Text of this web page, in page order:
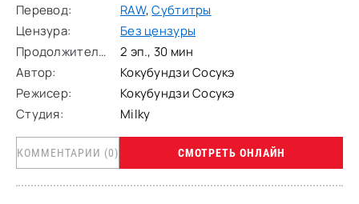
Перевод:
RAW,Субтитры
Цензура:
Без цензуры
Продолжительность:
2 эп., 30 мин
Автор:
Кокубундзи Сосукэ
Режисер:
Кокубундзи Сосукэ
Студия:
Milky
КОММЕНТАРИИ (0) СМОТРЕТЬ ОНЛАЙН